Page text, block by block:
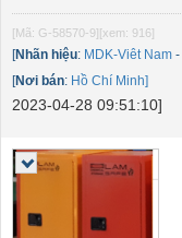
[Mã: G-58570-9][xem: 916]
[Nhãn hiệu: MDK-Viêt Nam -
[Nơi bán: Hồ Chí Minh]
2023-04-28 09:51:10]